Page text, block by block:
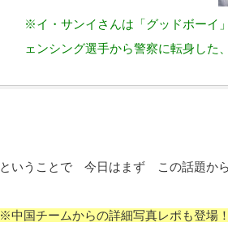
※イ・サンイさんは「グッドボーイ
ェンシング選手から警察に転身した
ということで 今日はまず この話題から
※中国チームからの詳細写真レポも登場